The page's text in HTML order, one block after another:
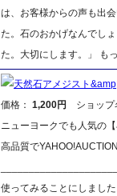
は、お客様からの声も出
た。石のおかげなんでし
た。大切にします。」 も
天然石アメジスト
価格： 1,200円
ショップ
ニューヨークでも人気の
高品質で
使ってみることにしまし